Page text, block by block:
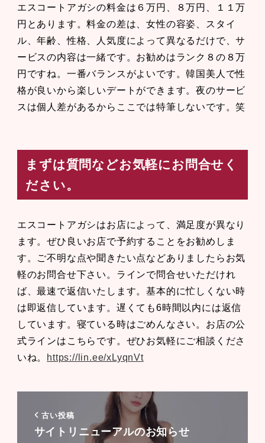
エスコートアガシの料金は６万円、８万円、１１万
円とあります。料金の差は、女性の容姿、スタイ
ル、年齢、性格、人気度によって異なるだけで、サ
ービスの内容は一緒です。お勧めはランク８の８万
円ですね。一番バランスがよいです。韓国美人で性
格が良いから楽しいデートができます。夜のサービ
スは個人差があるからここでは特筆しないです。笑
まずは質問などお気軽にお問合せく
ださい。
エスコートアガシはお店によって、満足度が異なり
ます。ぜひ良いお店で予約することをお勧めしま
す。ご不明な点や聞きたい点などありましたらお気
軽のお問合せ下さい。ラインで問合せいただけれ
ば、最速で返信いたします。基本的に忙しくない時
は即返信しています。遅くても6時間以内には返信
しています。寝ている時はごめんなさい。お店の公
式ラインはこちらです。ぜひお気軽にご相談くださ
いね。
https://lin.ee/xLyqnVt
古い投稿
サイトリニューアルのお知らせ